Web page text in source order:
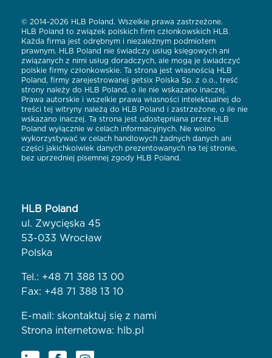
© 2014-2026 HLB Poland. Wszelkie prawa zastrzeżone.
HLB Poland to związek polskich firm członkowskich HLB.
Każda firma jest odrębnym i niezależnym podmiotem
prawnym. HLB Poland nie świadczy usług księgowych ani
związanych z nimi usług doradczych, ale mogą je świadczyć
polskie firmy członkowskie. Ta strona jest własnością HLB
Poland, firmy zarejestrowanej getsix Polska Sp. z o.o., treść
strony należy do HLB Poland, o ile nie wskazano inaczej.
Prawa autorskie i wszelkie prawa własności intelektualnej do
treści tej witryny należą do HLB Poland i zastrzeżone, o ile nie
wskazano inaczej. Ta strona jest udostępniana przez HLB
Poland wyłącznie w celach informacyjnych. Nie wolno
wykorzystywać w celach handlowych żadnych danych ani
części jakichkolwiek danych prezentowanych na tej stronie,
bez uprzedniej pisemnej zgody HLB Poland.
HLB Poland
ul. Zwycięska 45
53-033 Wrocław
Polska
Tel.: +48 71 388 13 00
Fax: +48 71 388 13 10
E-mail: skontaktuj się z nami
Strona internetowa: hlb.pl